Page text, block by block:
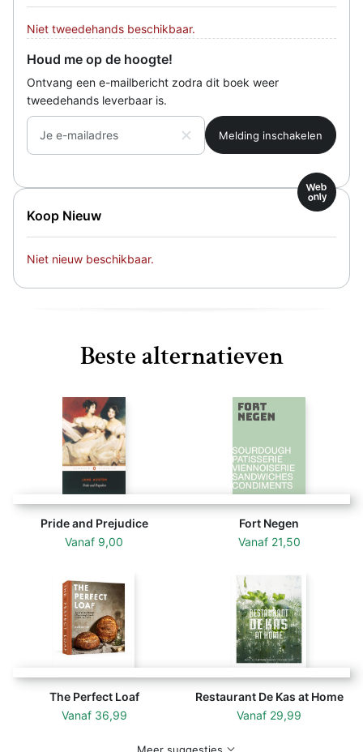
Niet tweedehands beschikbaar.
Houd me op de hoogte!
Ontvang een e-mailbericht zodra dit boek weer
tweedehands leverbaar is.
Je e-mailadres
Koop Nieuw
Web
only
Niet nieuw beschikbaar.
Beste alternatieven
Pride and Prejudice
Vanaf 9,00
Fort Negen
Vanaf 21,50
The Perfect Loaf
Vanaf 36,99
Restaurant De Kas at Home
Vanaf 29,99